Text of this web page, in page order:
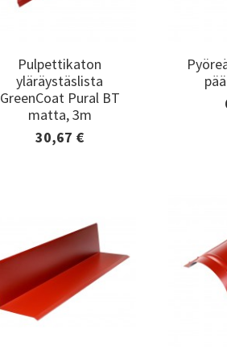
Pulpettikaton
yläräystäslista
GreenCoat Pural BT
matta, 3m
30,67 €
Pulpettikaton
yläräystäslista
GreenCoat Pural BT
matta, 3m
Lisätiedot ja